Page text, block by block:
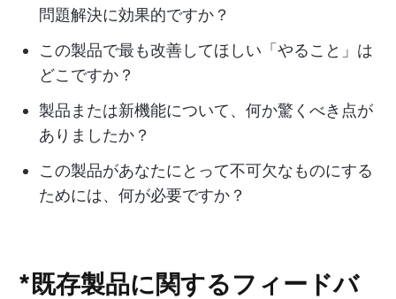
問題解決に効果的ですか？
この製品で最も改善してほしい「やること」は
どこですか？
製品または新機能について、何か驚くべき点が
ありましたか？
この製品があなたにとって不可欠なものにする
ためには、何が必要ですか？
*既存製品に関するフィードバ